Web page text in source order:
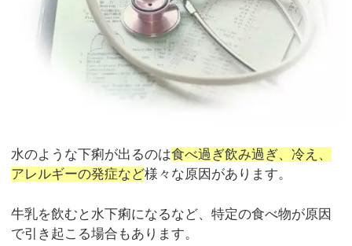
水のような下痢が出るのは食べ過ぎ飲み過ぎ、冷え、
アレルギーの発症など様々な原因があります。
牛乳を飲むと水下痢になるなど、特定の食べ物が原因
で引き起こる場合もあります。